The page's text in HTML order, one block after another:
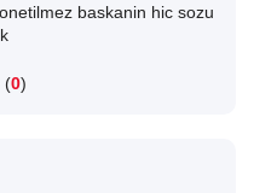
baskanin hic sozu
(0)